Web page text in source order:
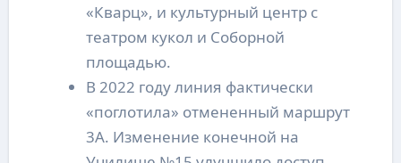
«Кварц», и культурный центр с
театром кукол и Соборной
площадью.
В 2022 году линия фактически
«поглотила» отмененный маршрут
3А. Изменение конечной на